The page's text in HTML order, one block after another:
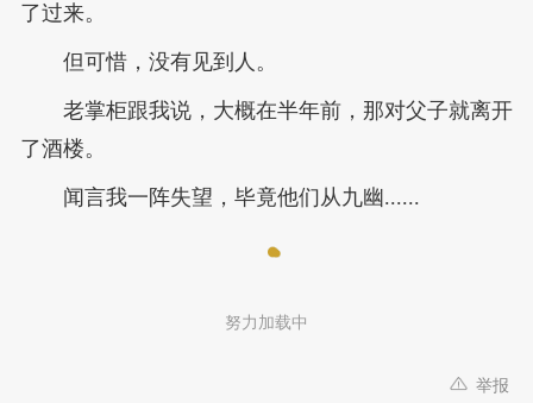
了过来。
但可惜，没有见到人。
老掌柜跟我说，大概在半年前，那对父子就离开
了酒楼。
闻言我一阵失望，毕竟他们从九幽......
努力加载中
举报